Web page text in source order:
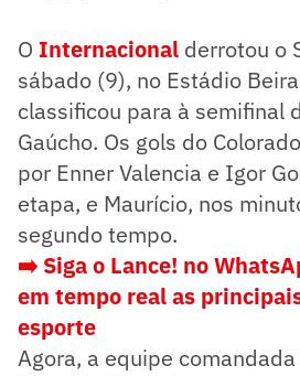
O Internacional derrotou o
sábado (9), no Estádio
classificou para à semifinal
Gaúcho. Os gols do
por Enner Valencia e Igor
etapa, e Maurício, nos
segundo tempo.
➡️ Siga o Lance! no
em tempo real as
esporte
Agora, a equipe